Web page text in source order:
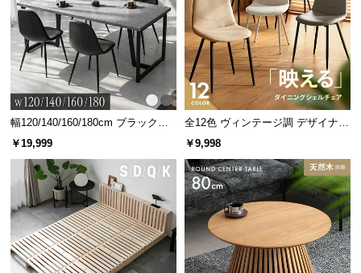
幅120/140/160/180cm ブラックフ
レーム ダイニング 大理石調 4人掛
￥19,999
全12色 ヴィンテージ調 デザイナー
ズシェルチェア
￥9,998